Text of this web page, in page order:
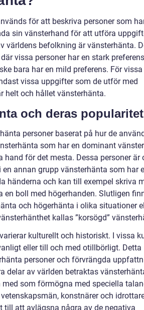
för att beskriva personer som
sin vänsterhand för att utföra
världens befolkning är vänsterhänta.
vissa personer har en stark
bara har en mild preferens. För vissa
vissa uppgifter som de utför med
helt och hållet vänsterhänta.
och deras popularitet
personer baserat på hur de
som har en dominant
hand för det mesta. Dessa personer är
annan grupp vänsterhänta som har
händerna och kan till exempel skriva
en boll med högerhanden. Slutligen
och högerhänta i olika situationer
kallas ”korsögd”
kulturellt och historiskt. I vissa
eller till och med otillbörligt. Detta
personer och förvrängda
delar av världen betraktas
som förmögna med speciella
konstnärer och
till att avlägsna några av de negativa